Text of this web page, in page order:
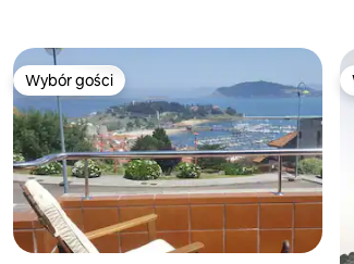
Wybór gości
Wybór gości